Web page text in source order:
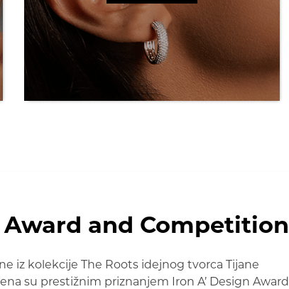
Award and Competition
iz kolekcije The Roots idejnog tvorca Tijane
su prestižnim priznanjem Iron A’ Design Award